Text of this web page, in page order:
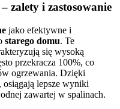
zalety i zastosowanie
jako efektywne i
starego domu. Te
się wysoką
przekracza 100%, co
ogrzewania. Dzięki
lepsze wyniki
zawartej w spalinach.